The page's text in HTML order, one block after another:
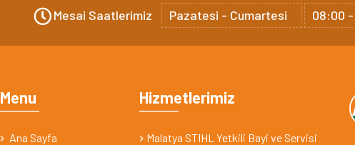
Mesai Saatlerimiz Pazatesi - Cumartesi 08:00
Menu
Ana Sayfa
Hizmetlerimiz
Malatya STIHL Yetkili Bayi ve Servisi